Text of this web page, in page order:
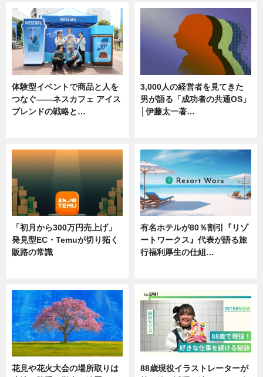
体験型イベントで商品と人を
つなぐ――ネスカフェ アイス
ブレンドの戦略と…
3,000人の経営者を見てきた
男が語る「成功者の共通OS」
│伊藤太一著…
「初月から300万円売上げ」
発見型EC・Temuが切り拓く
販路の常識
有名ホテルが80％割引『リゾ
ートワークス』代表が語る旅
行福利厚生の仕組…
花見や花火大会の場所取りは
88歳現役イラストレーターが